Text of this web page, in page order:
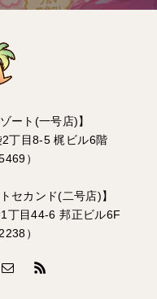
ート(一号店)】
丁目8-5 梶ビル6階
）
セカンド(二号店)】
丁目44-6 邦正ビル6F
）